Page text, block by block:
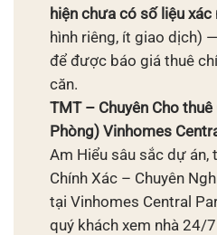
hiện chưa có số liệu xác
hình riêng, ít giao dịch)
để được báo giá thuê
căn.
TMT – Chuyên Cho
Phòng) Vinhomes
Am Hiểu sâu sắc dự án,
Chính Xác – Chuyên
tại Vinhomes Central
quý khách xem nhà 24/7